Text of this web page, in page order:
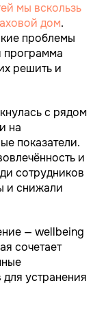
мы вскользь
дом.
проблемы
программа
решить и
с рядом
на
показатели.
и
сотрудников
и снижали
— wellbeing
сочетает
устранения